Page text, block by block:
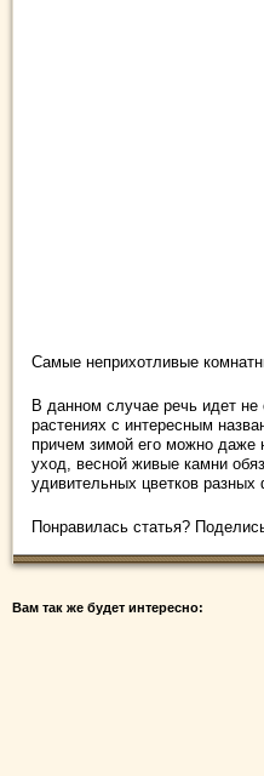
Самые неприхотливые
В данном случае речь идет
растениях с интересным
причем зимой его можно даже
уход, весной живые камни
удивительных цветков разных
Понравилась статья?
Вам так же будет интересно: